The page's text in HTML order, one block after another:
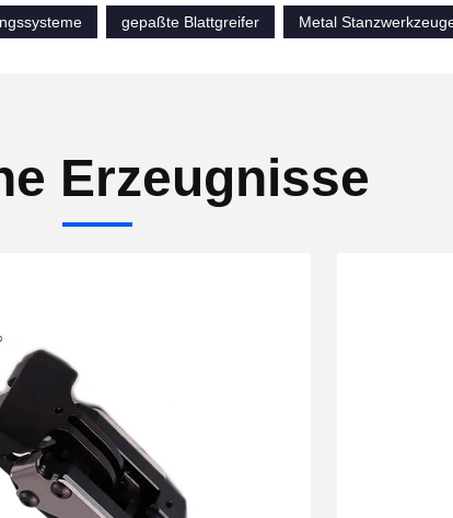
gepaßte Blattgreifer Metal
Erzeugnisse